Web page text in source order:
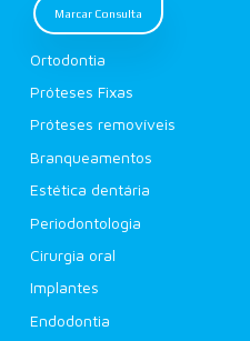
Marcar Consulta
Ortodontia
Próteses Fixas
Próteses removíveis
Branqueamentos
Estética dentária
Periodontologia
Cirurgia oral
Implantes
Endodontia